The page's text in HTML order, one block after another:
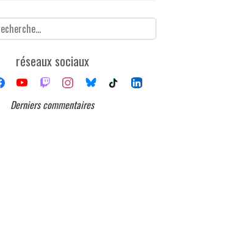
réseaux sociaux
Derniers commentaires